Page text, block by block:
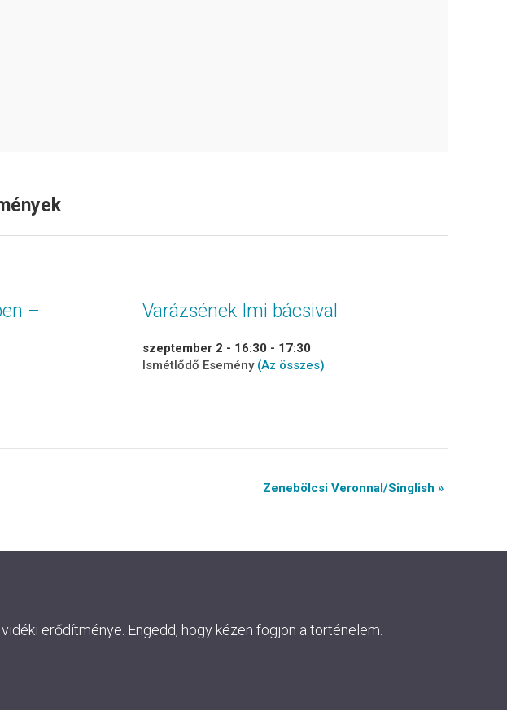
–
Varázsének Imi bácsival
szeptember 2 - 16:30 - 17:30
Ismétlődő Esemény (Az összes)
Zenebölcsi Veronnal/Singlish »
erődítménye. Engedd, hogy kézen fogjon a történelem.